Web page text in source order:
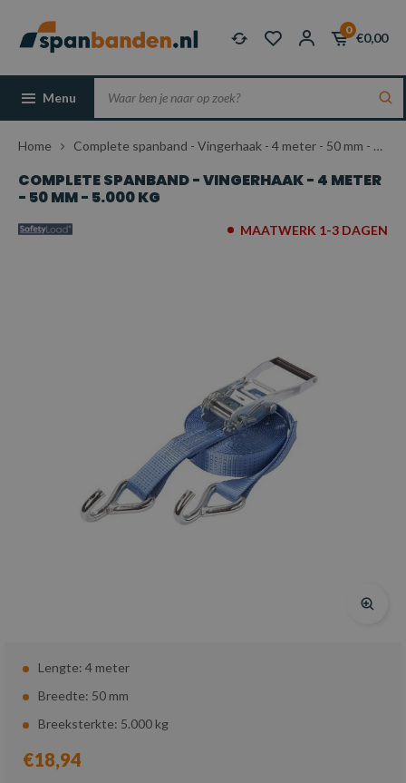
0
€0,00
Menu
Home Complete spanband - Vingerhaak - 4 meter - 50 mm - 5.000 kg
COMPLETE SPANBAND - VINGERHAAK - 4 METER
- 50 MM - 5.000 KG
MAATWERK 1-3 DAGEN
Lengte: 4 meter
Breedte: 50 mm
Breeksterkte: 5.000 kg
€18,94